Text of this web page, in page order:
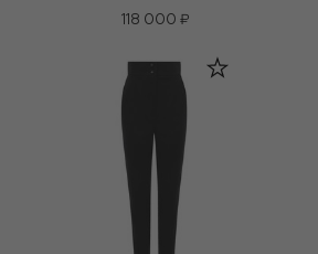
118 000 ₽